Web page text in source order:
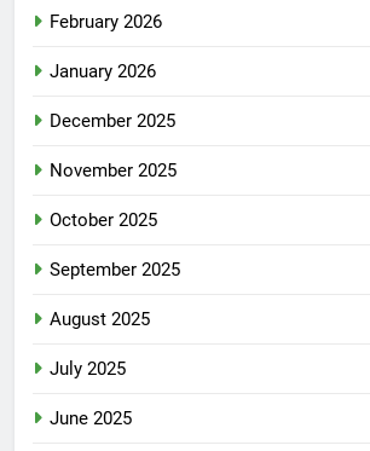
February 2026
January 2026
December 2025
November 2025
October 2025
September 2025
August 2025
July 2025
June 2025